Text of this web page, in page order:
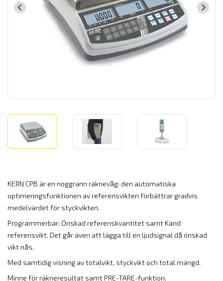
KERN CPB är en noggrann räknevåg: den automatiska
optimeringsfunktionen av referensvikten förbättrar gradvis
medelvärdet för styckvikten.
Programmerbar: Önskad referenskvantitet samt Känd
referensvikt. Det går även att lägga till en ljudsignal då önskad
vikt nås.
Med samtidig visning av totalvikt, styckvikt och total mängd.
Minne för räkneresultat samt PRE-TARE-funktion.